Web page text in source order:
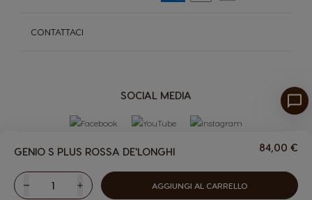
SOCIAL MEDIA
CONTATTACI
CAPSULE
MACCHINE MACCHINE
ACCESORI
GENIO S PLUS ROSSA DE'LONGHI 84,00 €
QuantitàAumentare
AGGIUNGI AL CARRELLO